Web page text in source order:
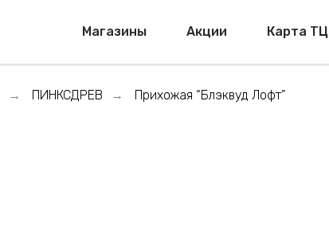
Магазины Акции Карта ТЦ
→ ПИНКСДРЕВ → Прихожая “Блэквуд Лофт”